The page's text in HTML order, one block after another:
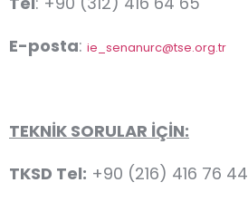
E-posta: ie_senanurc@tse.org.tr
TEKNİK SORULAR İÇİN:
TKSD Tel: +90 (216) 416 76 44